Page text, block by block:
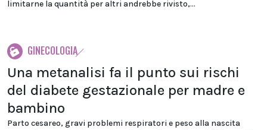
limitarne la quantità per altri andrebbe rivisto,...
GINECOLOGIA
Una metanalisi fa il punto sui rischi
del diabete gestazionale per madre e
bambino
Parto cesareo, gravi problemi respiratori e peso alla nascita